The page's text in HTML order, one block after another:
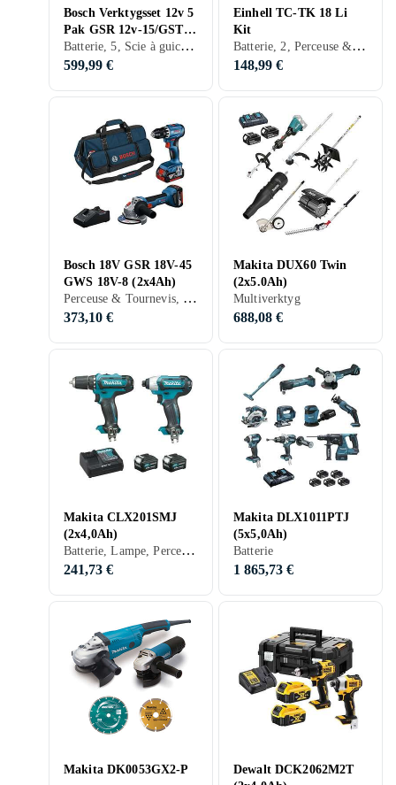
Bosch Verktygsset 12v 5
Pak GSR 12v-15/GST
12v-70/GOP 12v-28
Batterie, 5, Scie à guichet, Scie circulaire, Perceuse & Tournevis, Scie sauteuse, Multiverktyg
599,99 €
Einhell TC-TK 18 Li
Kit
Batterie, 2, Perceuse & Tournevis, Meuleuse d'angle
148,99 €
Bosch 18V GSR 18V-45
GWS 18V-8 (2x4Ah)
Perceuse & Tournevis, Meuleuse d'angle
373,10 €
Makita DUX60 Twin
(2x5.0Ah)
Multiverktyg
688,08 €
Makita CLX201SMJ
(2x4,0Ah)
Batterie, Lampe, Perceuse & Tournevis, Visseuse
241,73 €
Makita DLX1011PTJ
(5x5,0Ah)
Batterie
1 865,73 €
Makita DK0053GX2-P
Dewalt DCK2062M2T